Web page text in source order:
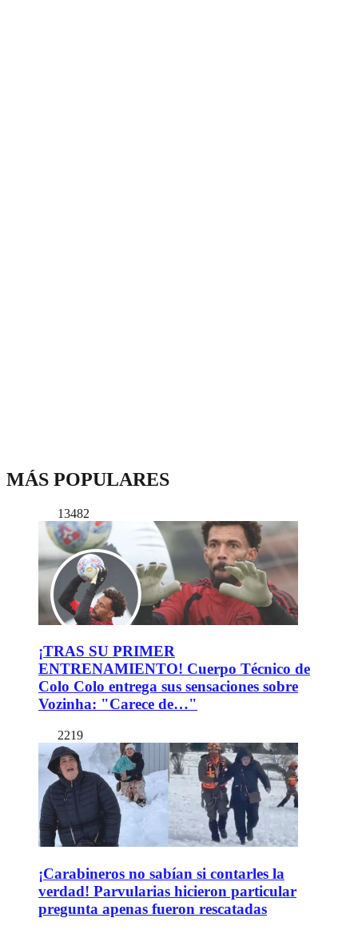
MÁS POPULARES
13482
¡TRAS SU PRIMER
ENTRENAMIENTO! Cuerpo Técnico de
Colo Colo entrega sus sensaciones sobre
Vozinha: "Carece de…"
2219
¡Carabineros no sabían si contarles la
verdad! Parvularias hicieron particular
pregunta apenas fueron rescatadas